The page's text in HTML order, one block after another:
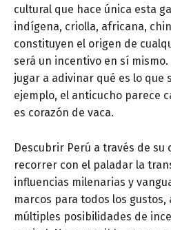
cultural que hace única esta
indígena, criolla, africana,
constituyen el origen de
será un incentivo en sí
jugar a adivinar qué es lo que
ejemplo, el anticucho parece
es corazón de vaca.
Descubrir Perú a través de su
recorrer con el paladar la
influencias milenarias y
marcos para todos los
múltiples posibilidades de